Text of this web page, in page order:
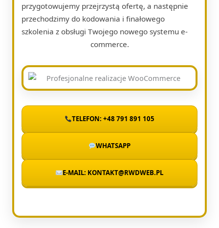
przygotowujemy przejrzystą ofertę, a następnie
przechodzimy do kodowania i finałowego
szkolenia z obsługi Twojego nowego systemu e-
commerce.
TELEFON: +48 791 891 105
WHATSAPP
E-MAIL: KONTAKT@RWDWEB.PL